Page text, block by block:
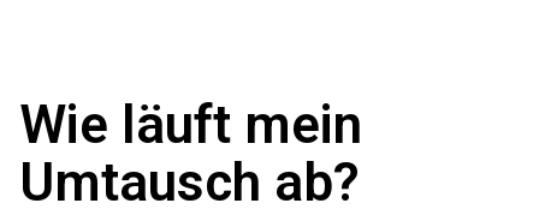
Wie läuft mein
Umtausch ab?